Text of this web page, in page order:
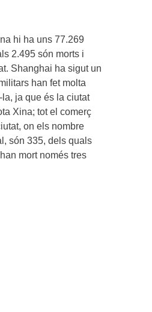
hi ha uns 77.269
2.495 són morts i
Shanghai ha sigut un
han fet molta
ja que és la ciutat
Xina; tot el comerç
on els nombre
són 335, dels quals
mort només tres